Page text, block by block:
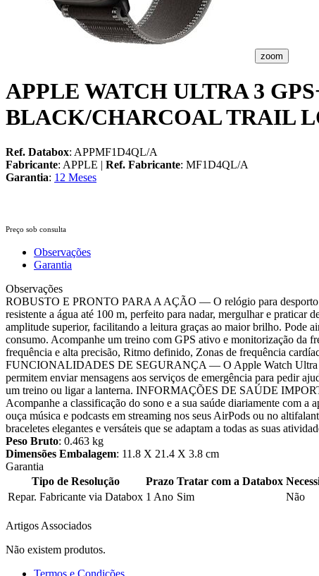
zoom
APPLE WATCH ULTRA 3
BLACK/CHARCOAL TRAIL
Ref. Databox: APPMF1D4QL/A
Fabricante: APPLE | Ref. Fabricante: MF1D4QL/A
Garantia: 12 Meses
Preço sob consulta
Observações
Garantia
Observações
ROBUSTO E PRONTO PARA A AÇÃO — O relógio para desporto e
resistente a água até 100 m, perfeito para nadar, mergulhar e
amplitude superior, facilitando a leitura graças ao maior brilho.
consumo. Acompanhe um treino com GPS ativo e monitorização
frequência e alta precisão, Ritmo definido, Zonas de frequência
FUNCIONALIDADES DE SEGURANÇA — O Apple Watch Ultra 3
permitem enviar mensagens aos serviços de emergência para
um treino ou ligar a lanterna. INFORMAÇÕES DE SAÚDE
Acompanhe a classificação do sono e a sua saúde diariamente
ouça música e podcasts em streaming nos seus AirPods ou no
braceletes elegantes e versáteis que se adaptam a todas as suas
Peso Bruto: 0.463 kg
Dimensões Embalagem: 11.8 X 21.4 X 3.8 cm
Garantia
Tipo de Resolução
Prazo Tratar com a Databox
Repar. Fabricante via Databox 1 Ano Sim Não
Artigos Associados
Não existem produtos.
Termos e Condições